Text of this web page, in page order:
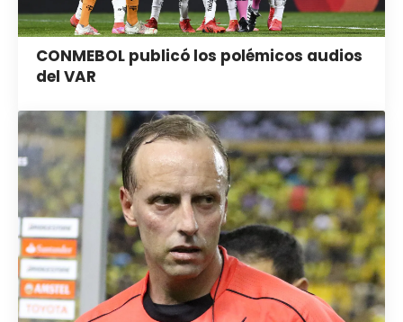
CONMEBOL publicó los polémicos audios
del VAR